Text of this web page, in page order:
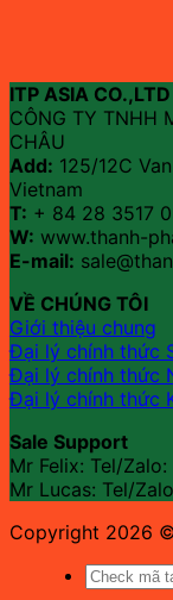
ITP ASIA CO.,LTD
CÔNG TY TNHH
CHÂU
Add: 125/12C
Vietnam
T: + 84 28 3517
W: www.thanh-
E-mail:
VỀ CHÚNG TÔI
Giới thiệu chung
Đại lý chính thức
Đại lý chính thức
Đại lý chính thức
Sale Support
Mr Felix: Tel/Zalo:
Mr Lucas: Tel/
Copyright 2026
Tìm